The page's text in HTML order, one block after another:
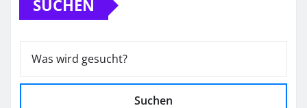
SUCHEN
Suchen